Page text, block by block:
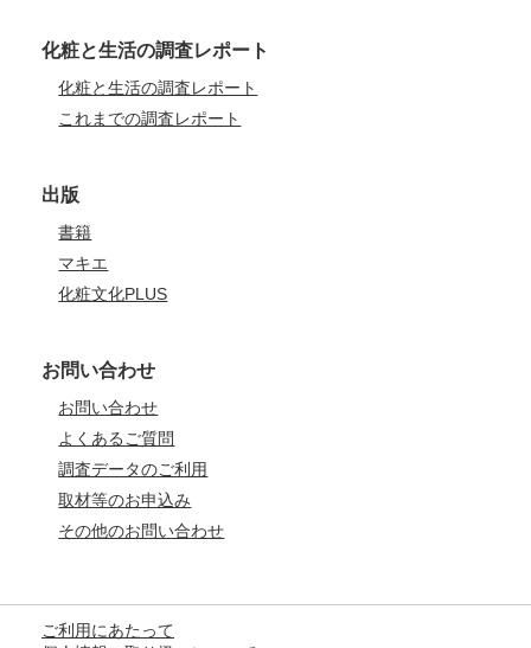
化粧と生活の調査レポート
化粧と生活の調査レポート
これまでの調査レポート
出版
書籍
マキエ
化粧文化PLUS
お問い合わせ
お問い合わせ
よくあるご質問
調査データのご利用
取材等のお申込み
その他のお問い合わせ
ご利用にあたって